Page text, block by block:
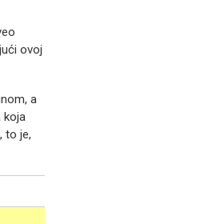
ovoj
a
koja
to je,